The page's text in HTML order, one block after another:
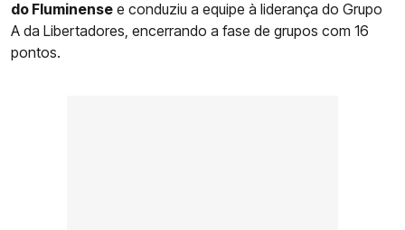
do Fluminense e conduziu a equipe à liderança do Grupo
A da Libertadores, encerrando a fase de grupos com 16
pontos.